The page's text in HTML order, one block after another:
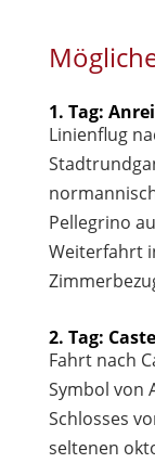
1. Tag:
Linienflug
Pellegrino
Weiterfahrt
2. Tag:
Fahrt nach
Symbol von
Schlosses
seltenen